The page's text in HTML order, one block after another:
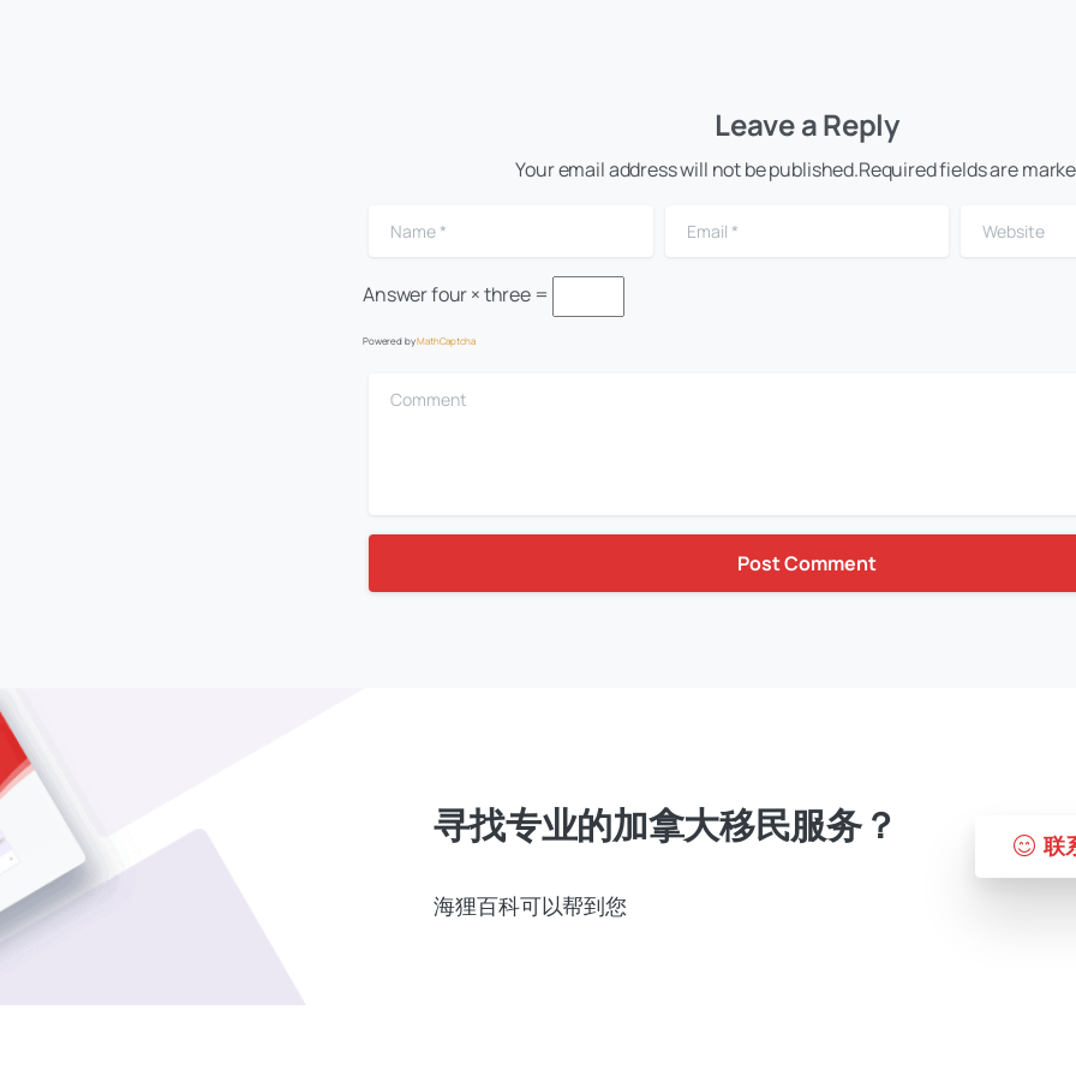
Leave a Reply
Your email address will not be published.Required fields are
Name
Email Website
Answerfour × three =
Powered byMathCaptcha
Comment
寻找专业的加拿大移民服务？
海狸百科可以帮到您
联